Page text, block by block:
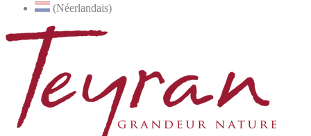
(Néerlandais)